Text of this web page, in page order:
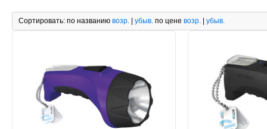
Сортировать: по названию возр. | убыв. по цене возр. | убыв.